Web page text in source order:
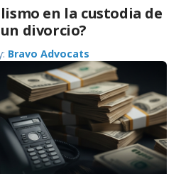
en la custodia de
divorcio?
Bravo Advocats